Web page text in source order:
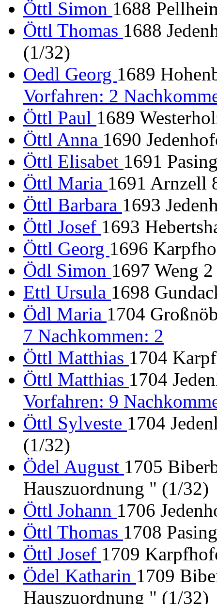
Öttl Simon 1688
Öttl Thomas 1688
(1/32)
Oedl Georg 1689
Vorfahren: 2
Öttl Paul 1689
Öttl Anna 1690
Öttl Elisabet 1691
Öttl Maria 1691 Arnzell
Öttl Barbara 1693
Öttl Josef 1693
Öttl Georg 1696
Ödl Simon 1697 Weng
Ettl Ursula 1698
Ödl Maria 1704
7 Nachkommen: 2
Öttl Matthias 1704
Öttl Matthias 1704
Vorfahren: 9
Öttl Sylveste 1704
(1/32)
Ödel August 1705
Hauszuordnung " (1/32)
Öttl Johann 1706
Öttl Thomas 1708
Öttl Josef 1709
Ödel Katharin 1709
Hauszuordnung " (1/32)